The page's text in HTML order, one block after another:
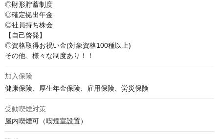
◎財形貯蓄制度
◎確定拠出年金
◎社員持ち株会
【自己啓発】
◎資格取得お祝い金(対象資格100種以上)
その他、様々な制度あり！！
加入保険
健康保険、厚生年金保険、雇用保険、労災保険
受動喫煙対策
屋内喫煙可（喫煙室設置）